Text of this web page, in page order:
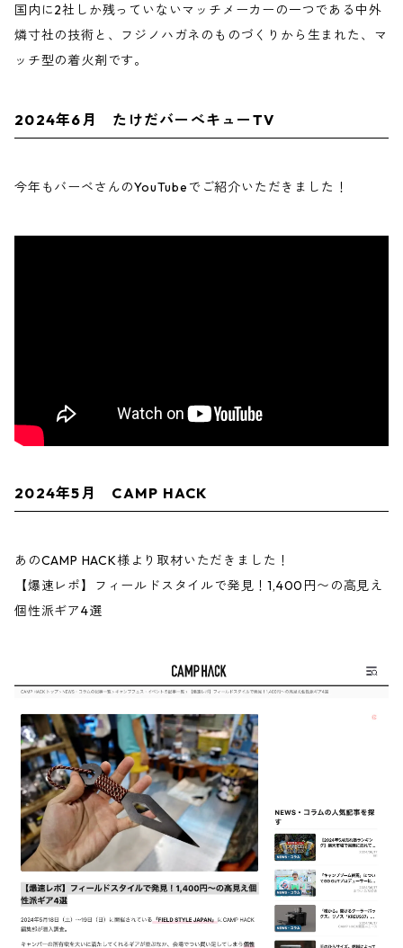
国内に2社しか残っていないマッチメーカーの一つである中外
燐寸社の技術と、フジノハガネのものづくりから生まれた、マ
ッチ型の着火剤です。
2024年6月 たけだバーべキューTV
今年もバーベさんのYouTubeでご紹介いただきました！
2024年5月 CAMP HACK
あのCAMP HACK様より取材いただきました！
【爆速レポ】フィールドスタイルで発見！1,400円〜の高見え
個性派ギア4選